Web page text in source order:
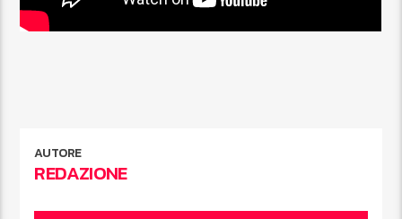
AUTORE
REDAZIONE